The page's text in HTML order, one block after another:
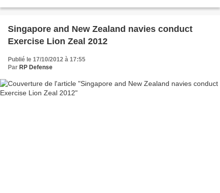
Singapore and New Zealand navies conduct
Exercise Lion Zeal 2012
Publié le 17/10/2012 à 17:55
Par RP Defense